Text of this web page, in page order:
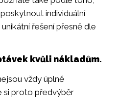
individuální
řešení přesně dle
kvůli nákladům.
vždy úplně
si proto předvýběr